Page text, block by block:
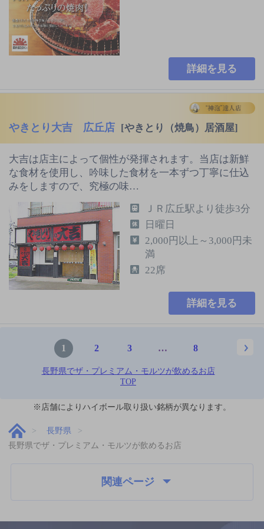
詳細を見る
やきとり大吉 広丘店 [やきとり（焼鳥）居酒屋]
大吉は店主によって個性が発揮されます。当店は新鮮
な食材を使用し、吟味した食材を一本ずつ丁寧に仕込
みをしますので、究極の味…
ＪＲ広丘駅より徒歩3分
日曜日
2,000円以上～3,000円未
満
22席
詳細を見る
1 2 3 … 8
長野県でザ・プレミアム・モルツが飲めるお店
TOP
※店舗によりハイボール取り扱い銘柄が異なります。
長野県
長野県でザ・プレミアム・モルツが飲めるお店
関連ページ